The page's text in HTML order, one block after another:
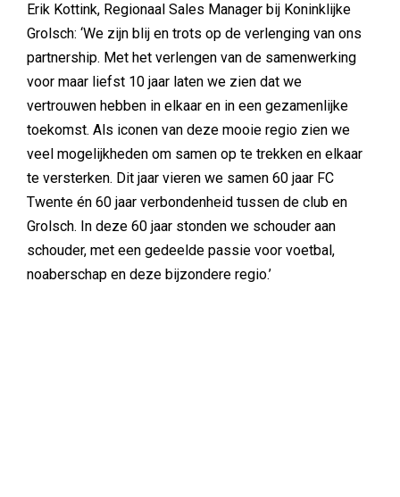
Erik Kottink, Regionaal Sales Manager bij Koninklijke
Grolsch: ‘We zijn blij en trots op de verlenging van ons
partnership. Met het verlengen van de samenwerking
voor maar liefst 10 jaar laten we zien dat we
vertrouwen hebben in elkaar en in een gezamenlijke
toekomst. Als iconen van deze mooie regio zien we
veel mogelijkheden om samen op te trekken en elkaar
te versterken. Dit jaar vieren we samen 60 jaar FC
Twente én 60 jaar verbondenheid tussen de club en
Grolsch. In deze 60 jaar stonden we schouder aan
schouder, met een gedeelde passie voor voetbal,
noaberschap en deze bijzondere regio.’